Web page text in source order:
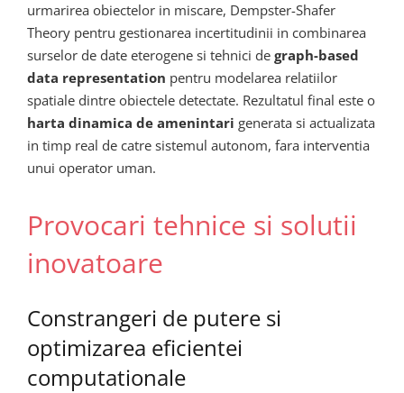
urmarirea obiectelor in miscare, Dempster-Shafer
Theory pentru gestionarea incertitudinii in combinarea
surselor de date eterogene si tehnici de graph-based
data representation pentru modelarea relatiilor
spatiale dintre obiectele detectate. Rezultatul final este o
harta dinamica de amenintari generata si actualizata
in timp real de catre sistemul autonom, fara interventia
unui operator uman.
Provocari tehnice si solutii
inovatoare
Constrangeri de putere si
optimizarea eficientei
computationale